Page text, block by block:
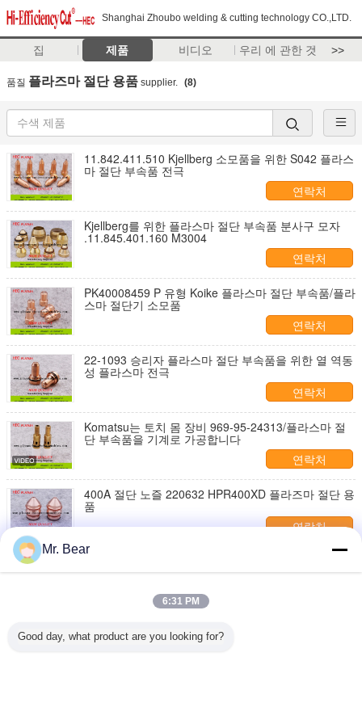
Shanghai Zhoubo welding & cutting technology CO.,LTD.
집 제품 비디오 우리 에 관한 것 >>
품질 플라즈마 절단 용품 supplier. (8)
11.842.411.510 Kjellberg 소모품을 위한 S042 플라스
마 절단 부속품 전극
연락처
Kjellberg를 위한 플라스마 절단 부속품 분사구 모자
.11.845.401.160 M3004
연락처
PK40008459 P 유형 Koike 플라스마 절단 부속품/플라
스마 절단기 소모품
연락처
22-1093 승리자 플라스마 절단 부속품을 위한 열 역동
성 플라스마 전극
연락처
Komatsu는 토치 몸 장비 969-95-24313/플라스마 절
단 부속품을 기계로 가공합니다
연락처
400A 절단 노즐 220632 HPR400XD 플라즈마 절단 용
품
연락처
스마 절단 소모품
Kaliburn 정신 275 플라스마 토치 몸을 위한 플라스마
절단 부속품 소용돌이 반지 277139/소용돌이 277143/
Mr. Bear
6:31 PM
Good day, what product are you looking for?